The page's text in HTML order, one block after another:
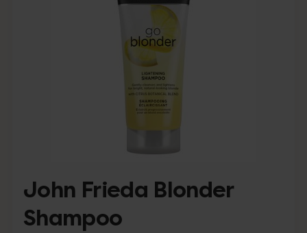
John Frieda Blonder
Shampoo